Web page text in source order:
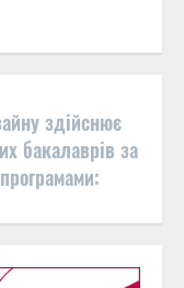
здійснює
бакалаврів за